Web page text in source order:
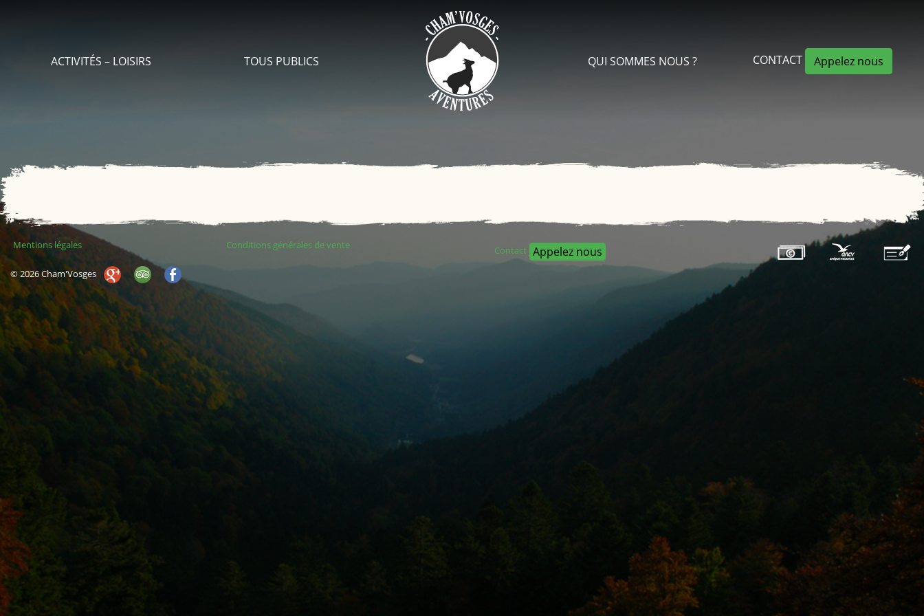
ACTIVITÉS – LOISIRS TOUS PUBLICS QUI SOMMES NOUS ? CONTACT Appelez nous
Mentions légales Conditions générales de vente Contact Appelez nous
© 2026 Cham'Vosges